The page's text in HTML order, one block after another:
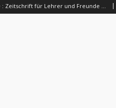
Preußenschule : Zeitschrift für Lehrer und Freunde der Menschenbildung von allen Confessionen : herausgegeben vor Schulmännern in Preußen, 1834, nr 42